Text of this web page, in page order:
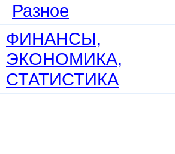
Разное
ФИНАНСЫ,
ЭКОНОМИКА,
СТАТИСТИКА